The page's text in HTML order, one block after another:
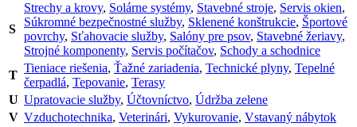
S
Strechy a krovy, Solárne systémy, Stavebné stroje, Servis okien,
Súkromné bezpečnostné služby, Sklenené konštrukcie, Športové
povrchy, Sťahovacie služby, Salóny pre psov, Stavebné žeriavy,
Strojné komponenty, Servis počítačov, Schody a schodnice
T
Tieniace riešenia, Ťažné zariadenia, Technické plyny, Tepelné
čerpadlá, Tepovanie, Terasy
U Upratovacie služby, Účtovníctvo, Údržba zelene
V Vzduchotechnika, Veterinári, Vykurovanie, Vstavaný nábytok